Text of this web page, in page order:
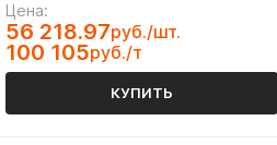
Цена:
56 218.97руб./шт.
100 105руб./т
КУПИТЬ